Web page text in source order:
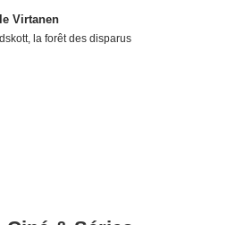
Virtanen
la forêt des disparus